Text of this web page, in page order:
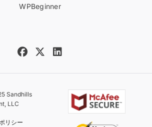
WPBeginner
Sandhills
LLC
リシー